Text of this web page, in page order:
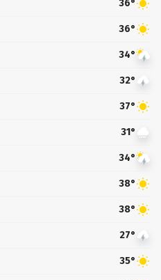
36°
36°
34°
32°
37°
31°
34°
38°
38°
27°
35°